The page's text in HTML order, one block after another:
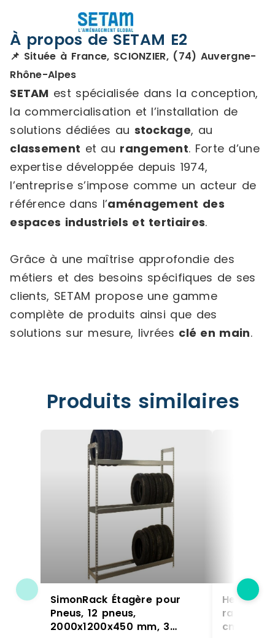
À propos de SETAM E2
📌 Située à France, SCIONZIER, (74) Auvergne-
Rhône-Alpes
SETAM est spécialisée dans la conception,
la commercialisation et l’installation de
solutions dédiées au stockage, au
classement et au rangement. Forte d’une
expertise développée depuis 1974,
l’entreprise s’impose comme un acteur de
référence dans l’aménagement des
espaces industriels et tertiaires.
Grâce à une maîtrise approfondie des
métiers et des besoins spécifiques de ses
clients, SETAM propose une gamme
complète de produits ainsi que des
solutions sur mesure, livrées clé en main.
Produits similaires
SimonRack Étagère pour
Pneus, 12 pneus,
2000x1200x450 mm, 3
cm